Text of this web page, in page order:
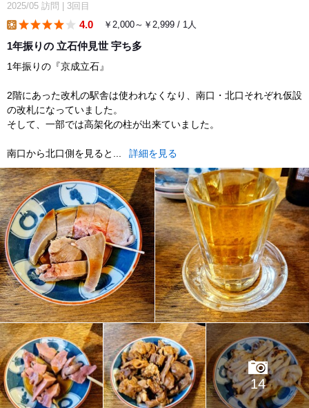
2025/05 訪問 3回目
4.0 ￥2,000～￥2,999 / 1人
1年振りの 立石仲見世 宇ち多
1年振りの『京成立石』
2階にあった改札の駅舎は使われなくなり、南口・北口それぞれ仮設
の改札になっていました。
そして、一部では高架化の柱が出来ていました。
南口から北口側を見ると... 詳細を見る
14